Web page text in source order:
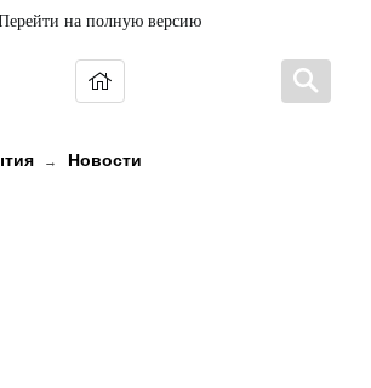
на полную версию
→ Новости